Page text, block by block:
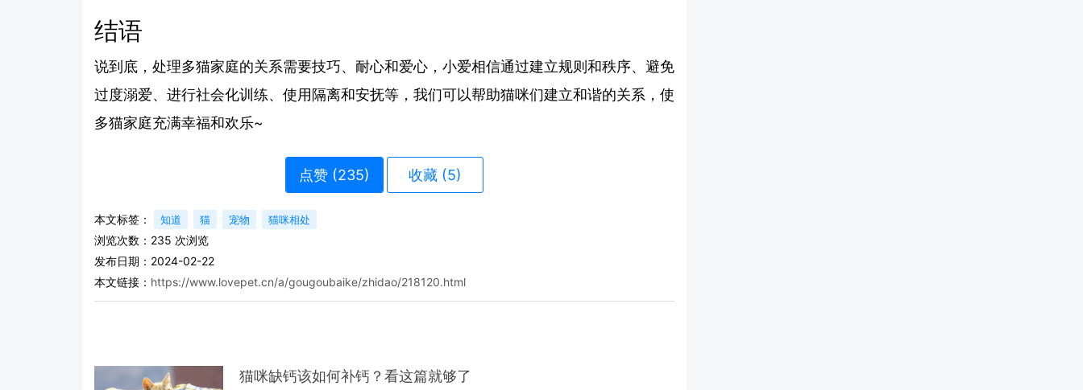
结语
说到底，处理多猫家庭的关系需要技巧、耐心和爱心，小爱相信通过建立规则和秩序、避免
过度溺爱、进行社会化训练、使用隔离和安抚等，我们可以帮助猫咪们建立和谐的关系，使
多猫家庭充满幸福和欢乐~
点赞 (235) 收藏 (5)
本文标签： 知道 猫 宠物 猫咪相处
浏览次数： 235 次浏览
发布日期：2024-02-22
本文链接： https://www.lovepet.cn/a/gougoubaike/zhidao/218120.html
猫咪缺钙该如何补钙？看这篇就够了